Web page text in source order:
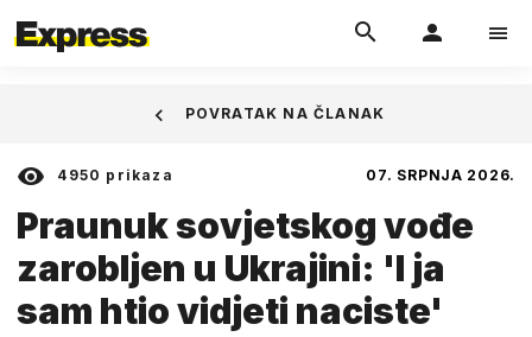
4950 prikaza 07. SRPNJA 2026.
Praunuk sovjetskog vođe
zarobljen u Ukrajini: 'I ja
sam htio vidjeti naciste'
POVRATAK NA ČLANAK